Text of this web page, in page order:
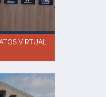
VIRTUAL